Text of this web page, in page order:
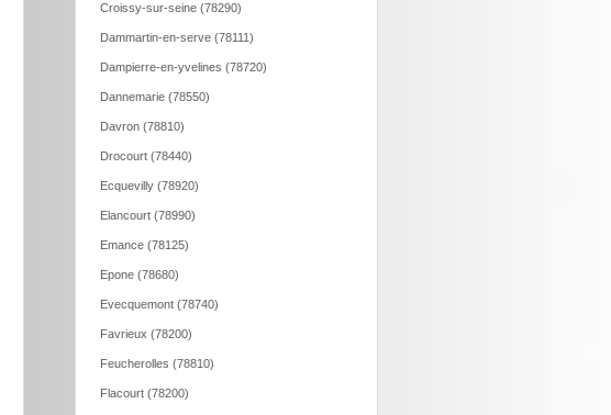
Croissy-sur-seine (78290)
Dammartin-en-serve (78111)
Dampierre-en-yvelines (78720)
Dannemarie (78550)
Davron (78810)
Drocourt (78440)
Ecquevilly (78920)
Elancourt (78990)
Emance (78125)
Epone (78680)
Evecquemont (78740)
Favrieux (78200)
Feucherolles (78810)
Flacourt (78200)